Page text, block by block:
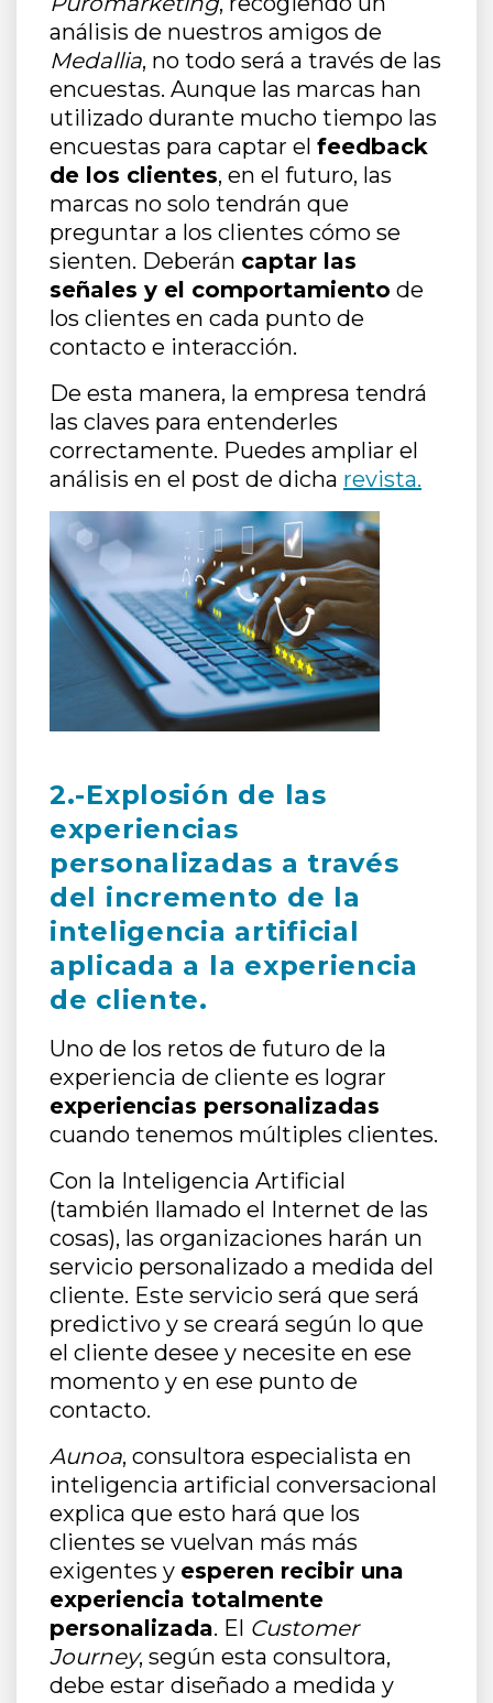
análisis de nuestros amigos de
Medallia, no todo será a través de las
encuestas. Aunque las marcas han
utilizado durante mucho tiempo las
encuestas para captar el feedback
de los clientes, en el futuro, las
marcas no solo tendrán que
preguntar a los clientes cómo se
sienten. Deberán captar las
señales y el comportamiento de
los clientes en cada punto de
contacto e interacción.
De esta manera, la empresa tendrá
las claves para entenderles
correctamente. Puedes ampliar el
análisis en el post de dicha revista.
2.-Explosión de las
experiencias
personalizadas a través
del incremento de la
inteligencia artificial
aplicada a la experiencia
de cliente.
Uno de los retos de futuro de la
experiencia de cliente es lograr
experiencias personalizadas
cuando tenemos múltiples clientes.
Con la Inteligencia Artificial
(también llamado el Internet de las
cosas), las organizaciones harán un
servicio personalizado a medida del
cliente. Este servicio será que será
predictivo y se creará según lo que
el cliente desee y necesite en ese
momento y en ese punto de
contacto.
Aunoa, consultora especialista en
inteligencia artificial conversacional
explica que esto hará que los
clientes se vuelvan más más
exigentes y esperen recibir una
experiencia totalmente
personalizada. El Customer
Journey, según esta consultora,
debe estar diseñado a medida y